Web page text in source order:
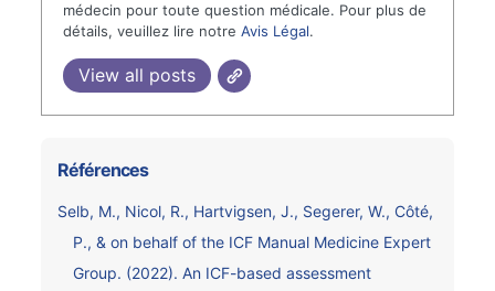
médecin pour toute question médicale. Pour plus de
détails, veuillez lire notreAvis Légal.
View all posts
Références
Selb, M., Nicol, R., Hartvigsen, J., Segerer, W., Côté,
P., & on behalf of the ICF Manual Medicine Expert
Group. (2022). An ICF-based assessment